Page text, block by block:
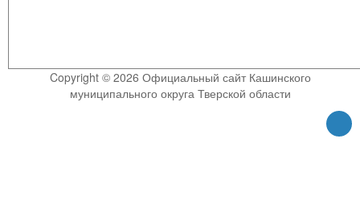
Copyright © 2026 Официальный сайт Кашинского
муниципального округа Тверской области